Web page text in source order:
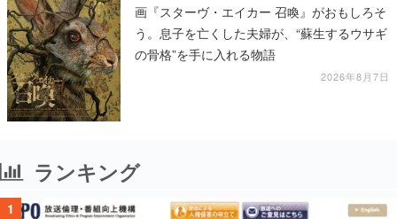
画『スターヴ・エイカー 召喚』がおもしろそ
う。息子を亡くした夫婦が、“蘇生するウサギ
の骨格”を手に入れる物語
2026年8月7日
ランキング
1